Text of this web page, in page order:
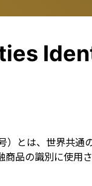
は、世界共通
品の識別に使用